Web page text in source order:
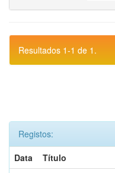
Resultados 1-1 de 1.
Registos:
Data
Título